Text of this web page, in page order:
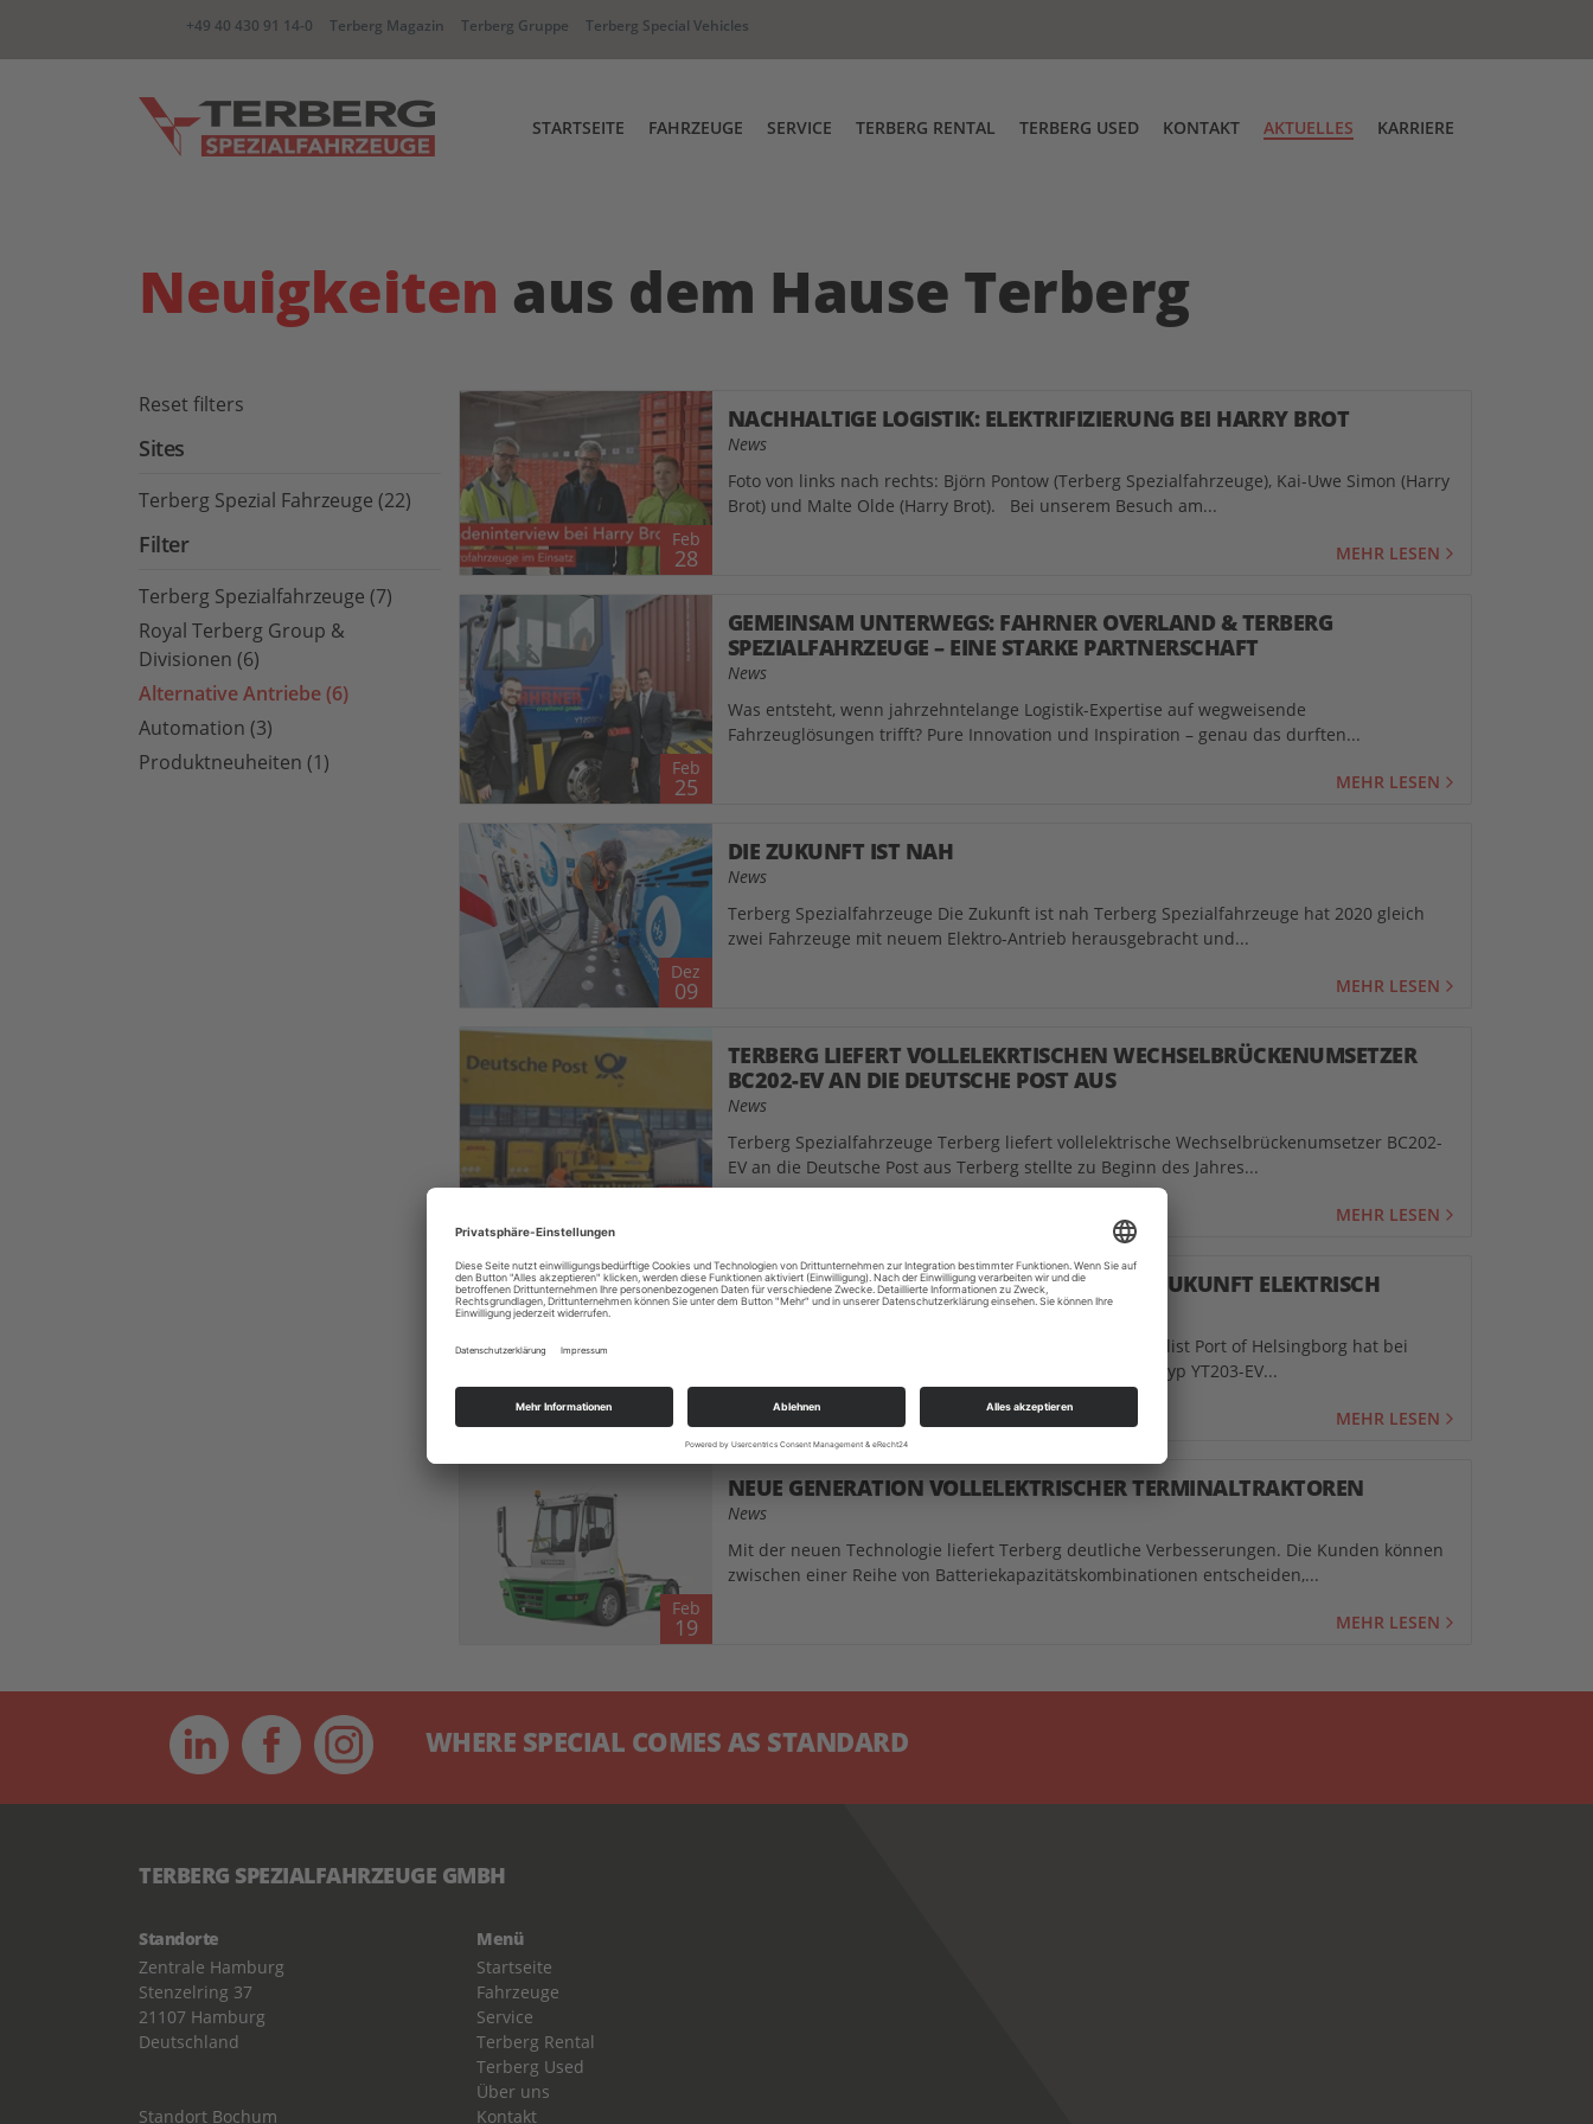
+49 40 430 91 14-0 Terberg Magazin Terberg Gruppe Terberg Special Vehicles
STARTSEITE FAHRZEUGE
CC container Carrier RR Zweiwege Fahrzeug Terberg Connect
SERVICE
Terberg Academy
TERBERG RENTAL TERBERG USED KONTAKT AKTUELLES KARRIERE
Neuigkeiten aus dem Hause Terberg
Reset filters
Sites
Terberg Spezial Fahrzeuge (22)
Filter
Terberg Spezialfahrzeuge (7)
Royal Terberg Group &
Divisionen (6)
Alternative Antriebe (6)
Automation (3)
Produktneuheiten (1)
Feb
28
NACHHALTIGE LOGISTIK: ELEKTRIFIZIERUNG BEI HARRY BROT
News
Foto von links nach rechts: Björn Pontow (Terberg Spezialfahrzeuge), Kai-Uwe Simon (Harry
Brot) und Malte Olde (Harry Brot). Bei unserem Besuch am...
MEHR LESEN
Feb
25
GEMEINSAM UNTERWEGS: FAHRNER OVERLAND & TERBERG
SPEZIALFAHRZEUGE – EINE STARKE PARTNERSCHAFT
News
Was entsteht, wenn jahrzehntelange Logistik-Expertise auf wegweisende
Fahrzeuglösungen trifft? Pure Innovation und Inspiration – genau das durften...
MEHR LESEN
Dez
09
DIE ZUKUNFT IST NAH
News
Terberg Spezialfahrzeuge Die Zukunft ist nah Terberg Spezialfahrzeuge hat 2020 gleich
zwei Fahrzeuge mit neuem Elektro-Antrieb herausgebracht und...
MEHR LESEN
TERBERG LIEFERT VOLLELEKRTISCHEN WECHSELBRÜCKENUMSETZER
BC202-EV AN DIE DEUTSCHE POST AUS
News
Terberg Spezialfahrzeuge Terberg liefert vollelektrische Wechselbrückenumsetzer BC202-
EV an die Deutsche Post aus Terberg stellte zu Beginn des Jahres...
MEHR LESEN
26
DER HAFEN VON HELSINGBORG FÄHRT IN ZUKUNFT ELEKTRISCH
News
Royal Terberg Group Der schwedische Containerspezialist Port of Helsingborg hat bei
Terberg vier elektrische Terminal-Zugmaschinen vom Typ YT203-EV...
MEHR LESEN
Feb
19
NEUE GENERATION VOLLELEKTRISCHER TERMINALTRAKTOREN
News
Mit der neuen Technologie liefert Terberg deutliche Verbesserungen. Die Kunden können
zwischen einer Reihe von Batteriekapazitätskombinationen entscheiden,...
MEHR LESEN
WHERE SPECIAL COMES AS STANDARD
TERBERG SPEZIALFAHRZEUGE GMBH
Standorte
Zentrale Hamburg
Stenzelring 37
21107 Hamburg
Deutschland
Standort Bochum
Menü
Startseite
Fahrzeuge
Service
Terberg Rental
Terberg Used
Über uns
Kontakt